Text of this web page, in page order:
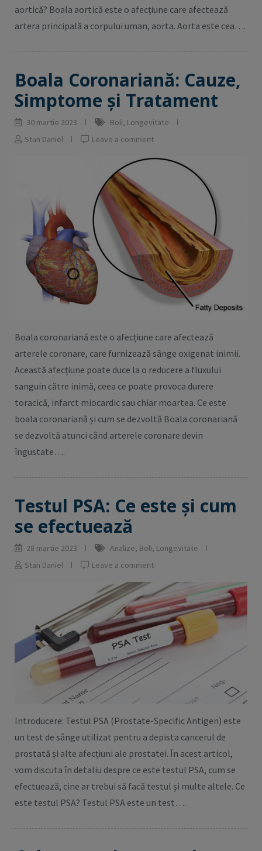
aortică? Boala aortică este o afecțiune care afectează
artera principală a corpului uman, aorta. Aorta este cea….
Boala Coronariană: Cauze,
Simptome și Tratament
30 martie 2023 Boli, Longevitate
Stan Daniel
Leave a comment
Boala coronariană este o afecțiune care afectează
arterele coronare, care furnizează sânge oxigenat inimii.
Această afecțiune poate duce la o reducere a fluxului
sanguin către inimă, ceea ce poate provoca durere
toracică, infarct miocardic sau chiar moartea. Ce este
boala coronariană și cum se dezvoltă Boala coronariană
se dezvoltă atunci când arterele coronare devin
îngustate….
Testul PSA: Ce este și cum
se efectuează
28 martie 2023 Analize, Boli, Longevitate
Stan Daniel
Leave a comment
Introducere: Testul PSA (Prostate-Specific Antigen) este
un test de sânge utilizat pentru a depista cancerul de
prostată și alte afecțiuni ale prostatei. În acest articol,
vom discuta în detaliu despre ce este testul PSA, cum se
efectuează, cine ar trebui să facă testul și multe altele. Ce
este testul PSA? Testul PSA este un test….